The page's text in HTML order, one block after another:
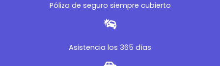
Póliza de seguro siempre cubierto
Asistencia los 365 días